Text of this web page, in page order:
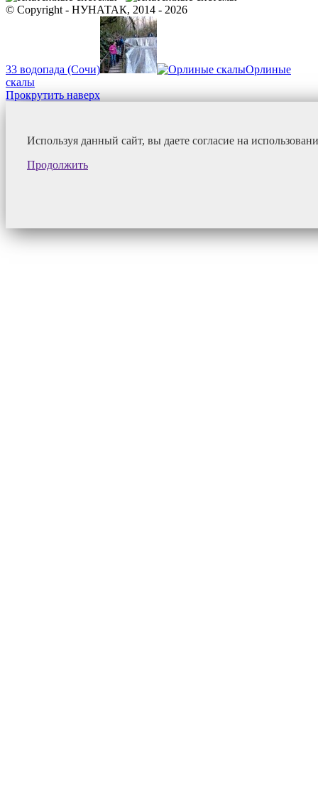
© Copyright - НУНАТАК, 2014 - 2026
33 водопада (Сочи)
Орлиные
скалы
Прокрутить наверх
Используя данный сайт, вы даете согласие на
Продолжить